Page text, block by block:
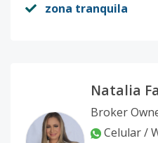
zona tranquila
Natalia
Broker
Celular /